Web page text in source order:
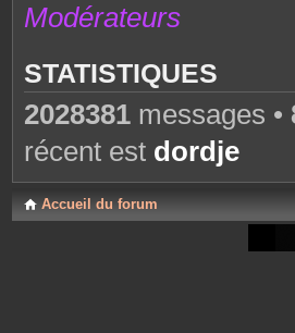
Modérateurs
STATISTIQUES
2028381 messages •
récent est dordje
Accueil du forum